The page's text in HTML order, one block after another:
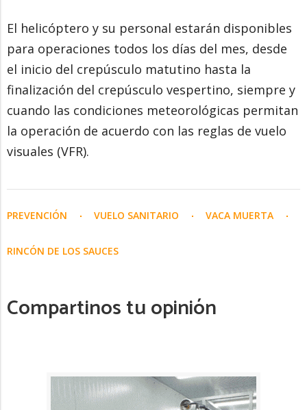
El helicóptero y su personal estarán disponibles
para operaciones todos los días del mes, desde
el inicio del crepúsculo matutino hasta la
finalización del crepúsculo vespertino, siempre y
cuando las condiciones meteorológicas permitan
la operación de acuerdo con las reglas de vuelo
visuales (VFR).
PREVENCIÓN VUELO SANITARIO VACA MUERTA
RINCÓN DE LOS SAUCES
Compartinos tu opinión